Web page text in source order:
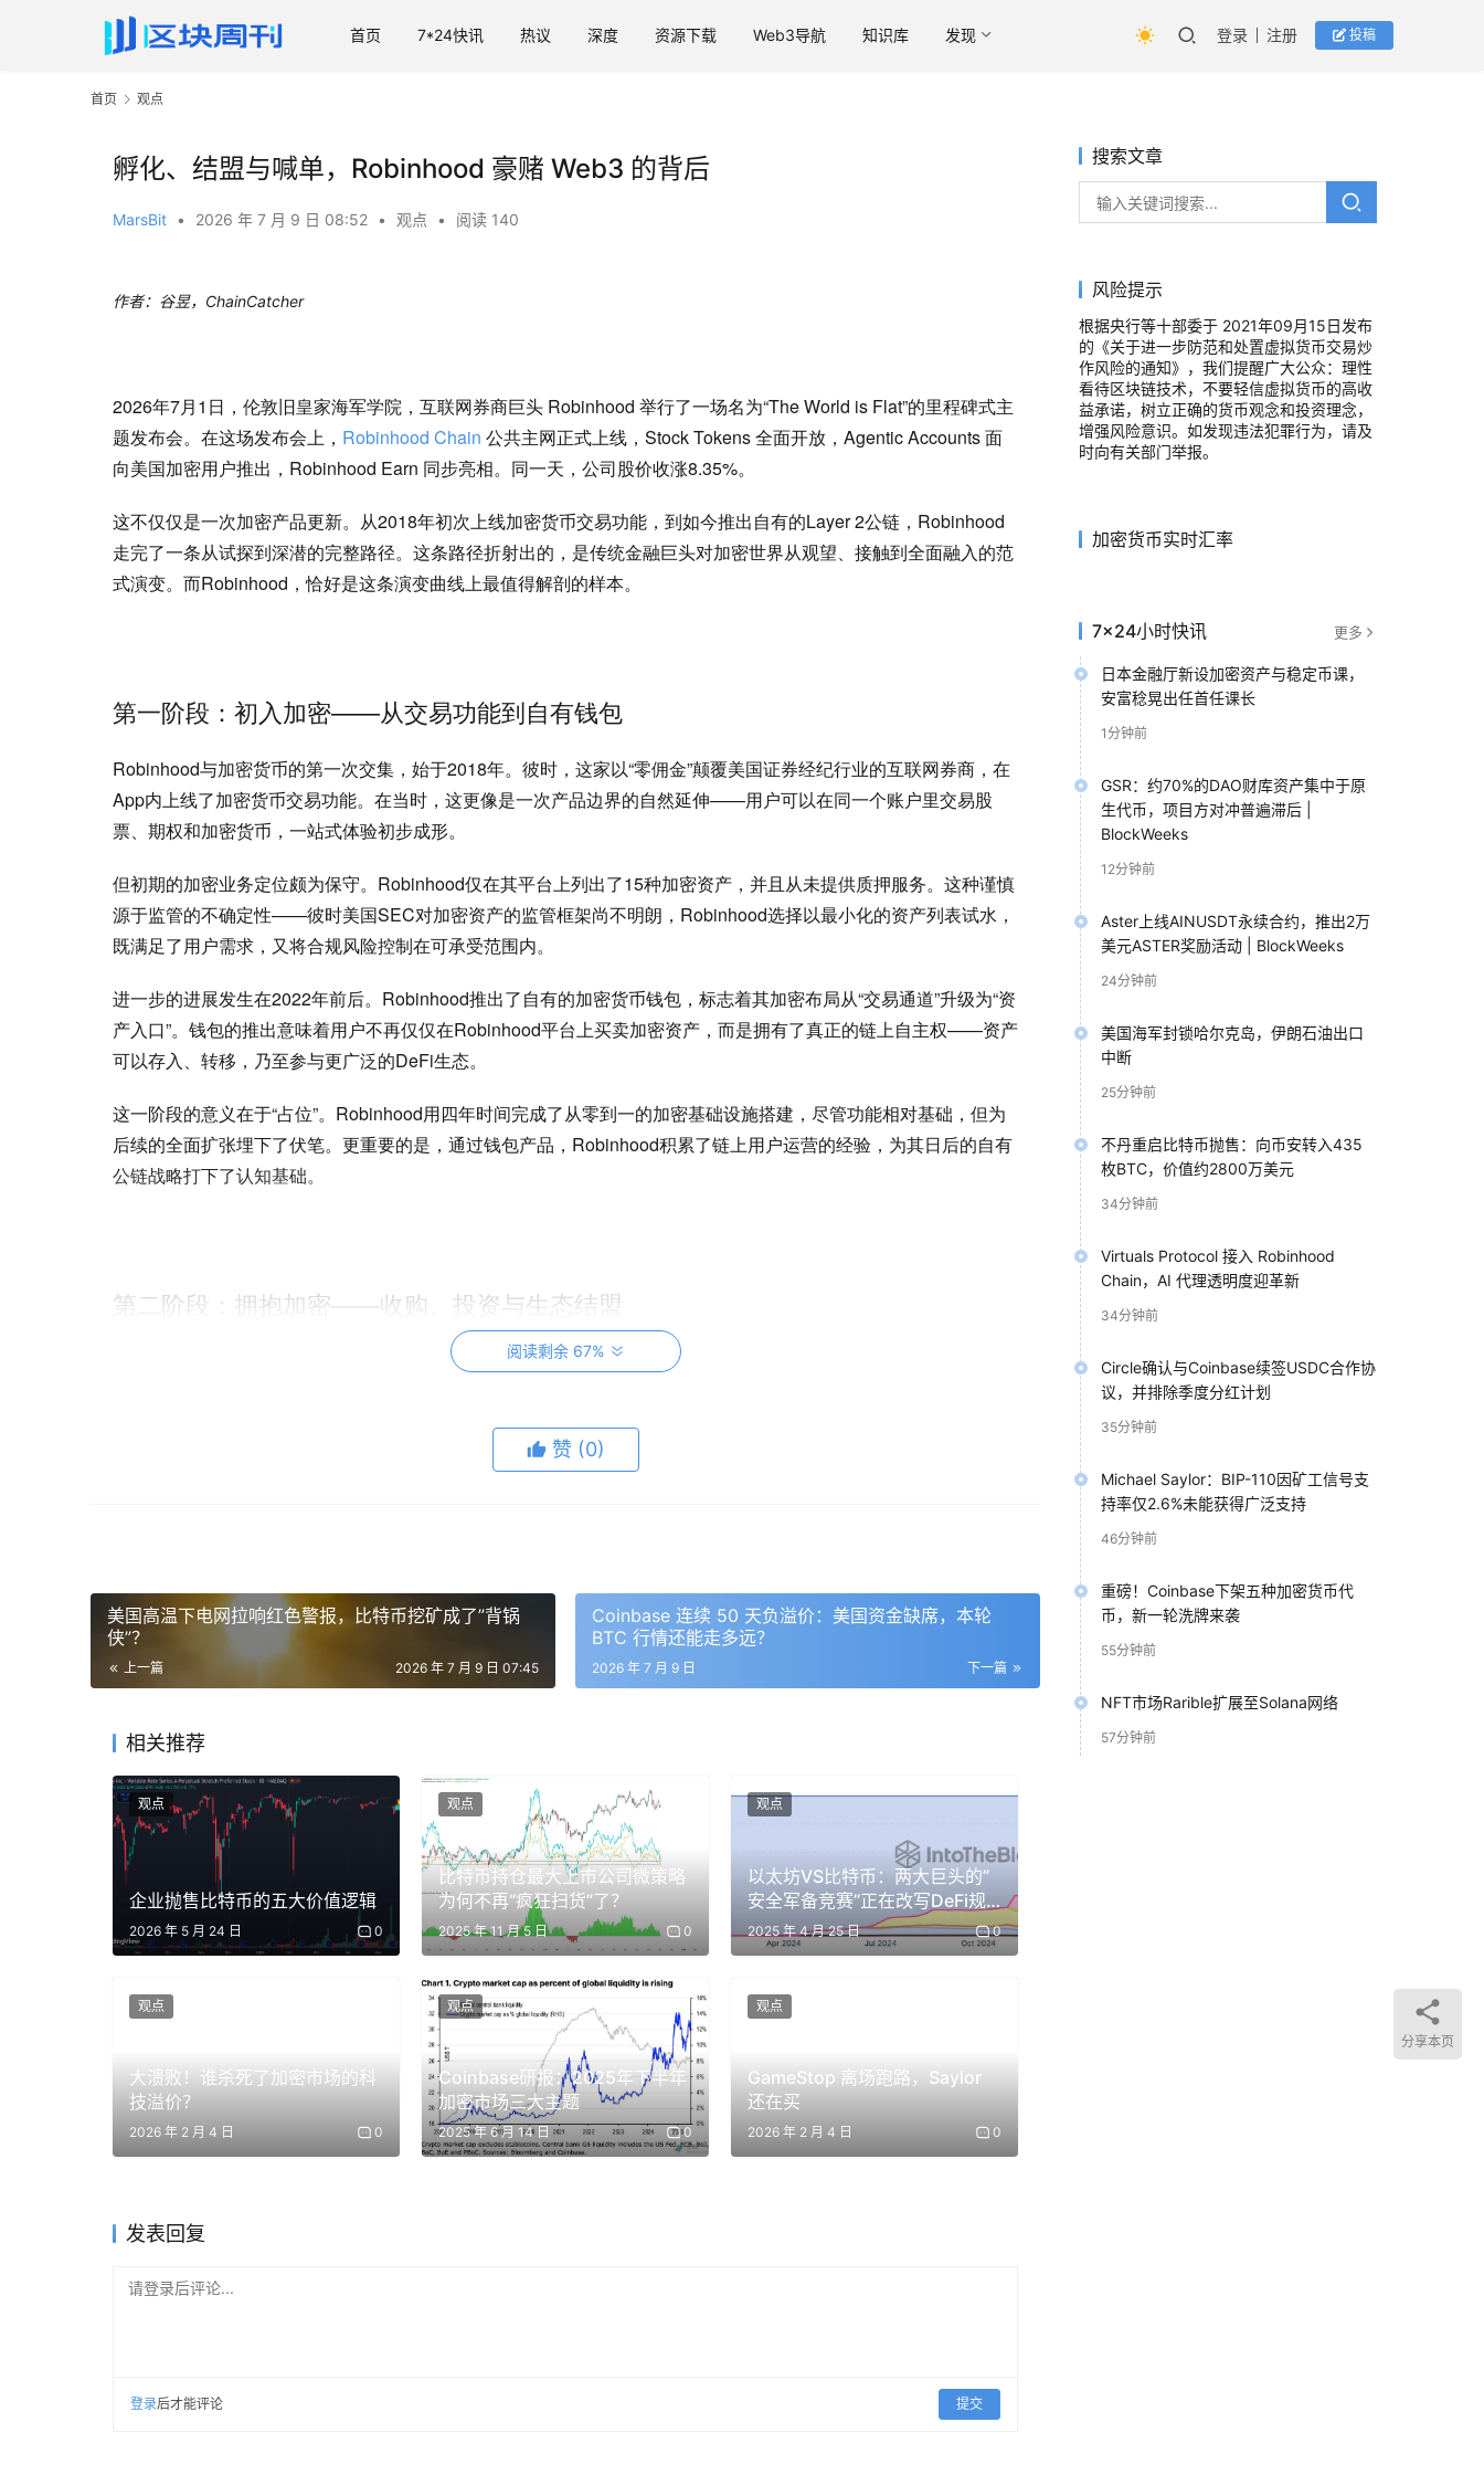
首页 7*24快讯 热议 深度 资源下载 Web3导航 知识库 发现 登录 注册 投稿
首页 观点
孵化、结盟与喊单，Robinhood 豪赌 Web3 的背后
MarsBit • 2026 年 7 月 9 日 08:52 • 观点 • 阅读 140
作者：谷昱，ChainCatcher
2026年7月1日，伦敦旧皇家海军学院，互联网券商巨头 Robinhood 举行了一场名为“The World is Flat”的里程碑式主
题发布会。在这场发布会上， Robinhood Chain 公共主网正式上线，Stock Tokens 全面开放，Agentic Accounts 面
向美国加密用户推出，Robinhood Earn 同步亮相。同一天，公司股价收涨8.35%。
这不仅仅是一次加密产品更新。从2018年初次上线加密货币交易功能，到如今推出自有的Layer 2公链，Robinhood
走完了一条从试探到深潜的完整路径。这条路径折射出的，是传统金融巨头对加密世界从观望、接触到全面融入的范
式演变。而Robinhood，恰好是这条演变曲线上最值得解剖的样本。
第一阶段：初入加密——从交易功能到自有钱包
Robinhood与加密货币的第一次交集，始于2018年。彼时，这家以“零佣金”颠覆美国证券经纪行业的互联网券商，在
App内上线了加密货币交易功能。在当时，这更像是一次产品边界的自然延伸——用户可以在同一个账户里交易股
票、期权和加密货币，一站式体验初步成形。
但初期的加密业务定位颇为保守。Robinhood仅在其平台上列出了15种加密资产，并且从未提供质押服务。这种谨慎
源于监管的不确定性——彼时美国SEC对加密资产的监管框架尚不明朗，Robinhood选择以最小化的资产列表试水，
既满足了用户需求，又将合规风险控制在可承受范围内。
进一步的进展发生在2022年前后。Robinhood推出了自有的加密货币钱包，标志着其加密布局从“交易通道”升级为“资
产入口”。钱包的推出意味着用户不再仅仅在Robinhood平台上买卖加密资产，而是拥有了真正的链上自主权——资产
可以存入、转移，乃至参与更广泛的DeFi生态。
这一阶段的意义在于“占位”。Robinhood用四年时间完成了从零到一的加密基础设施搭建，尽管功能相对基础，但为
后续的全面扩张埋下了伏笔。更重要的是，通过钱包产品，Robinhood积累了链上用户运营的经验，为其日后的自有
公链战略打下了认知基础。
第二阶段：拥抱加密——收购、投资与生态结盟
如果说第一阶段是“试水温”，那么2024年至2025年，Robinhood则真正跳进了泳池。
交割。Bitstamp成立于2011年，是业内合规程度最高的交易所之一，业务遍及卢森堡、英国、新加坡和美国，拥有50
多项全球加密牌照。收购完成后，Robinhood支持的加密资产从美国的15种和欧洲的30多种，一举扩展至Bitstamp的
基点的费用。这意味着Robinhood的加密业务不再仅仅服务于零售散户，而是切入了利润率更高的机构市场。
几乎同期，Robinhood还宣布收购加拿大平台WonderFi，以拓展北美市场。在国际化扩张的同时，Robinhood在欧洲
的业务覆盖从4个国家扩展至30个。
在投资层面，Robinhood 在 25 年底参与了Lighter的6800万美元融资。Lighter是一家链上永续与现货交易所，由
Vladimir Novakovski于2022年创立，该轮融资由Peter Thiel的Founders Fund与Ribbit Capital领投，投后估值约15亿
美元。Robinhood以投资人身份入局，而非仅仅作为商业合作伙伴——这是一种更深层的利益绑定。
在产品层面，2025年6月，Robinhood在欧盟推出了Stock Tokens（股票代币） ，允许用户交易200多种美股和ETF
的代币版本。这一产品标志着Robinhood开始尝试将传统金融资产“链上化”。
这一阶段，Robinhood的加密业务开始真正贡献可观的财务数据。2025年第二季度，公司加密货币交易收入达到1.6
亿美元，同比增长98%，加密交易规模达350亿美元。2025年第三季度，加密货币交易营收更增至2.68亿美元，年增
339%，加密交易量达800亿美元。加密业务已成为Robinhood业绩增长的核心引擎。
阅读剩余 67%
赞 (0)
美国高温下电网拉响红色警报，比特币挖矿成了”背锅
侠”？
上一篇 2026 年 7 月 9 日 07:45
Coinbase 连续 50 天负溢价：美国资金缺席，本轮
BTC 行情还能走多远？
下一篇
2026 年 7 月 9 日
相关推荐
企业抛售比特币的五大价值逻辑
2026 年 5 月 24 日 0
观点
比特币持仓最大上市公司微策略
为何不再“疯狂扫货”了？
2025 年 11 月 5 日 0
观点
以太坊VS比特币：两大巨头的”
安全军备竞赛”正在改写DeFi规
则
2025 年 4 月 25 日 0
观点
大溃败！谁杀死了加密市场的科
技溢价？
2026 年 2 月 4 日 0
观点
Coinbase研报：2025年下半年
加密市场三大主题
2025 年 6 月 14 日 0
观点
GameStop 离场跑路，Saylor
还在买
2026 年 2 月 4 日 0
观点
发表回复
请登录后评论...
登录后才能评论 提交
搜索文章
风险提示
根据央行等十部委于 2021年09月15日发布
的《关于进一步防范和处置虚拟货币交易炒
作风险的通知》，我们提醒广大公众：理性
看待区块链技术，不要轻信虚拟货币的高收
益承诺，树立正确的货币观念和投资理念，
增强风险意识。如发现违法犯罪行为，请及
时向有关部门举报。
加密货币实时汇率
7×24小时快讯 更多
日本金融厅新设加密资产与稳定币课，
安富稔晃出任首任课长
1分钟前
GSR：约70%的DAO财库资产集中于原
生代币，项目方对冲普遍滞后 |
BlockWeeks
12分钟前
Aster上线AINUSDT永续合约，推出2万
美元ASTER奖励活动 | BlockWeeks
24分钟前
美国海军封锁哈尔克岛，伊朗石油出口
中断
25分钟前
不丹重启比特币抛售：向币安转入435
枚BTC，价值约2800万美元
34分钟前
Virtuals Protocol 接入 Robinhood
Chain，AI 代理透明度迎革新
34分钟前
Circle确认与Coinbase续签USDC合作协
议，并排除季度分红计划
35分钟前
Michael Saylor：BIP-110因矿工信号支
持率仅2.6%未能获得广泛支持
46分钟前
重磅！Coinbase下架五种加密货币代
币，新一轮洗牌来袭
55分钟前
NFT市场Rarible扩展至Solana网络
57分钟前
分享本页